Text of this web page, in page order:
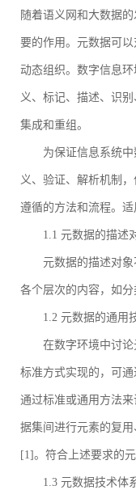
随着语义网和大数据
要的作用。元数据可
动态组织。数字信息
义、标记、描述、识
集成和重组。
为保证信息系统
义、验证、解析机制
遵循的方法和流程。
1.1 元数据的描述
元数据的描述对
各个层次的内容，如
1.2 元数据的通用
在数字环境中讨
标准方式实现的，可
通过标准或通用方法
据集间进行元素的复
[1]。符合上述要求的
1.3 元数据技术体